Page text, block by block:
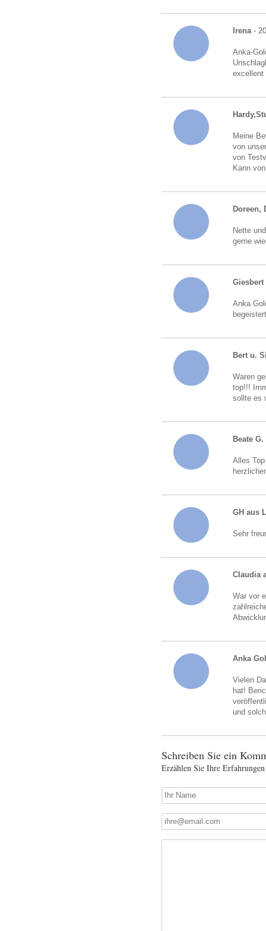
Irena-
Anka-
excellent
Meine
von
von
Kann
Doreen,
Nette
gerne
Giesbert
Anka
Bert u.
Waren
top!!!
sollte es
Beate G.
Alles
GH aus
Sehr
Claudia
War vor
Anka
Vielen
hat!
und
Schreiben Sie ein
Erzählen Sie Ihre